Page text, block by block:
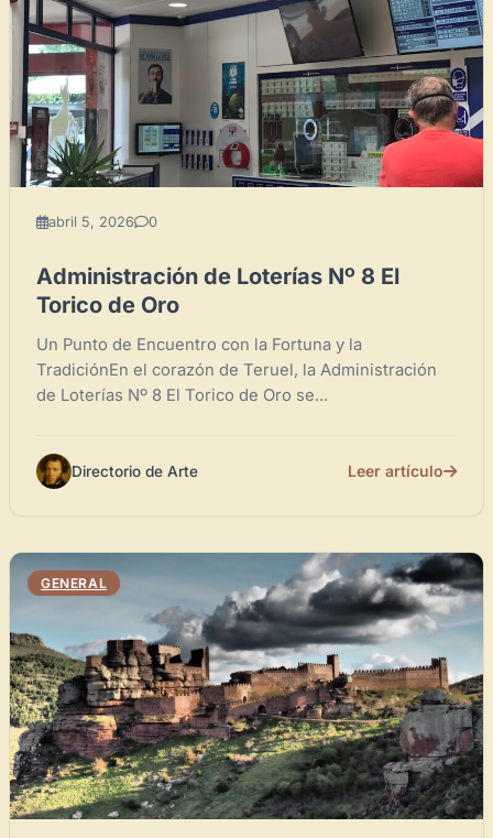
abril 5, 2026 0
Administración de Loterías Nº 8 El
Torico de Oro
Un Punto de Encuentro con la Fortuna y la
TradiciónEn el corazón de Teruel, la Administración
de Loterías Nº 8 El Torico de Oro se...
Directorio de Arte Leer artículo
GENERAL